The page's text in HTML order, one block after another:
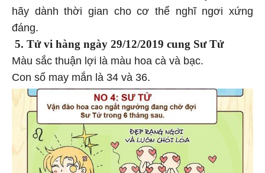
hãy dành thời gian cho cơ thể nghĩ ngơi xứng
đáng.
5. Tử vi hàng ngày 29/12/2019 cung Sư Tử
Màu sắc thuận lợi là màu hoa cà và bạc.
Con số may mắn là 34 và 36.